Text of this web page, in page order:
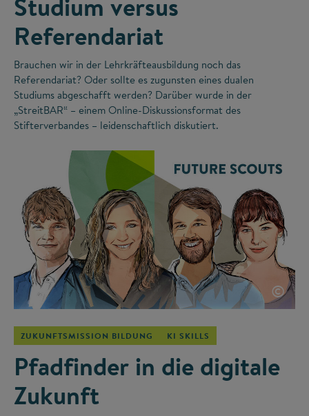
Studium versus
Referendariat
Brauchen wir in der Lehrkräfteausbildung noch das
Referendariat? Oder sollte es zugunsten eines dualen
Studiums abgeschafft werden? Darüber wurde in der
„StreitBAR“ – einem Online-Diskussionsformat des
Stifterverbandes – leidenschaftlich diskutiert.
©
ZUKUNFTSMISSION BILDUNG KI SKILLS
Pfadfinder in die digitale
Zukunft